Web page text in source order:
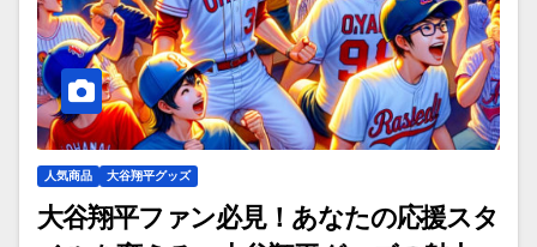
人気商品 大谷翔平グッズ
大谷翔平ファン必見！あなたの応援スタ